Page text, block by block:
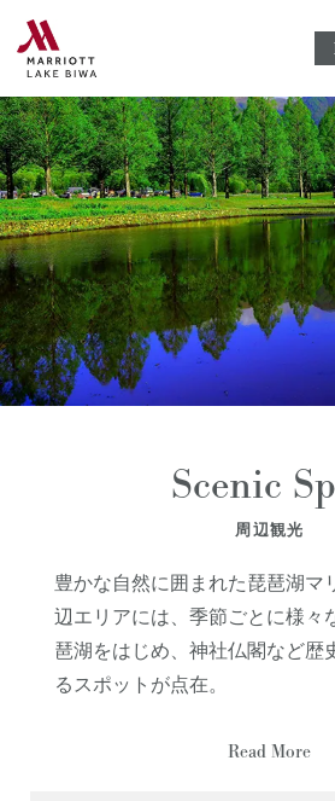
Scenic
周辺観光
豊かな自然に囲まれた琵琶湖マ
辺エリアには、季節ごとに様々
琶湖をはじめ、神社仏閣など歴
るスポットが点在。
Read More